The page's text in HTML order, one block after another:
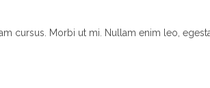
cursus. Morbi ut mi. Nullam enim leo,